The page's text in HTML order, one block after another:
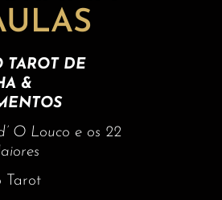
TAROT DE
&
O Louco e os 22
Tarot